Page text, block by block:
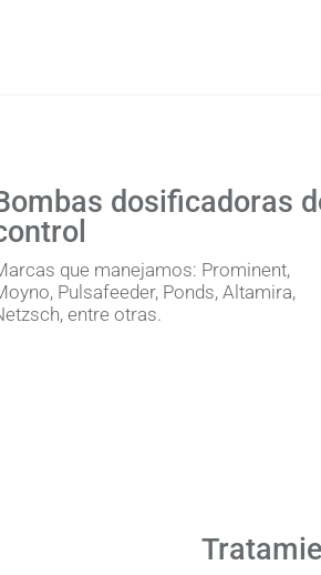
dosificadoras
que manejamos: Prominent,
Pulsafeeder, Ponds, Altamira,
entre otras.